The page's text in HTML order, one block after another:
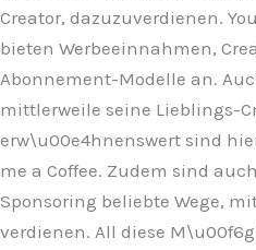
Creator, dazuzuverdienen.
bieten Werbeeinnahmen,
Abonnement-Modelle an.
mittlerweile seine Lieblings-
erw\u00e4hnenswert sind
me a Coffee. Zudem sind
Sponsoring beliebte Wege,
verdienen. All diese